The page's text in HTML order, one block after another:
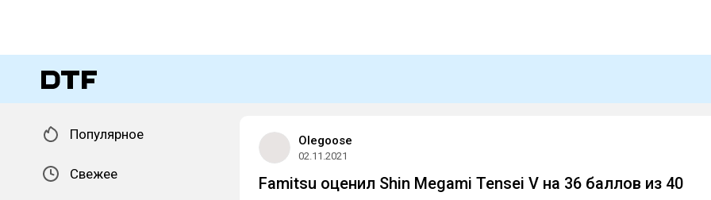
Популярное
Свежее
Olegoose
02.11.2021
Famitsu оценил Shin Megami Tensei V на 36 баллов из 40